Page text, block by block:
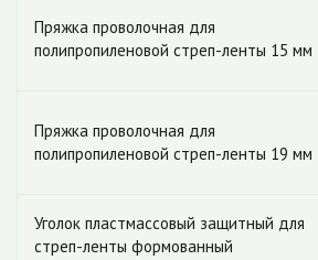
Пряжка проволочная для
полипропиленовой стреп-ленты 15 мм
Пряжка проволочная для
полипропиленовой стреп-ленты 19 мм
Уголок пластмассовый защитный для
стреп-ленты формованный